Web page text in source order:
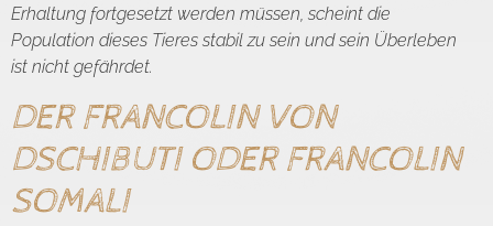
Erhaltung fortgesetzt werden müssen, scheint die
Population dieses Tieres stabil zu sein und sein Überleben
ist nicht gefährdet.
DER FRANCOLIN VON
DSCHIBUTI ODER FRANCOLIN
SOMALI